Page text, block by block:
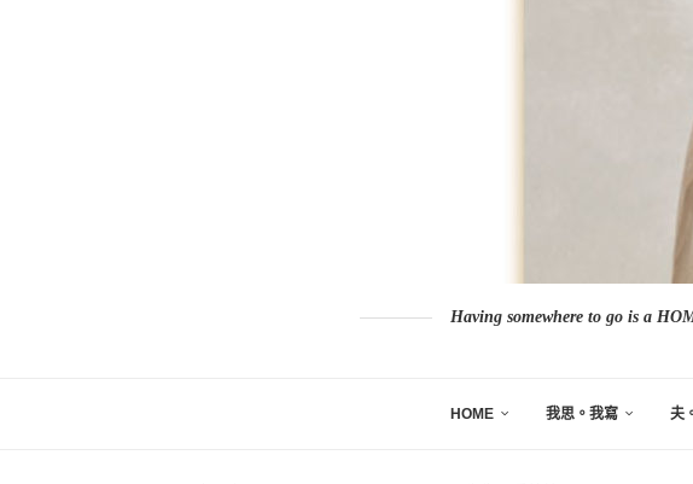
Having somewhere to go is a
HOME 我思。我寫 夫